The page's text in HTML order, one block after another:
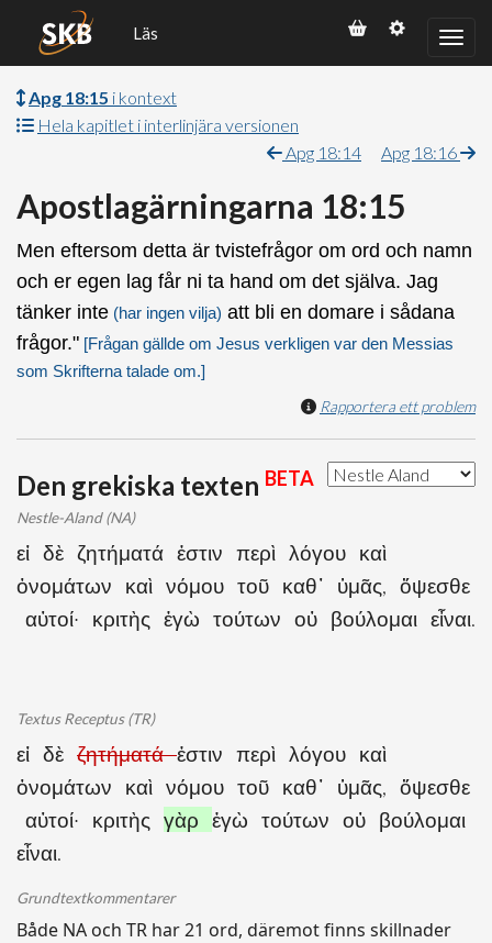
Läs
Apg 18:15 i kontext
Hela kapitlet i interlinjära versionen
Apg 18:14
Apg 18:16
Apostlagärningarna 18:15
Men eftersom detta är tvistefrågor om ord och namn
och er egen lag får ni ta hand om det själva. Jag
tänker inte (har ingen vilja) att bli en domare i sådana
frågor." [Frågan gällde om Jesus verkligen var den Messias
som Skrifterna talade om.]
Rapportera ett problem
Den grekiska texten BETA
Nestle-Aland (NA)
εἰ δὲ ζητήματά ἐστιν περὶ λόγου καὶ
ὀνομάτων καὶ νόμου τοῦ καθ᾽ ὑμᾶς, ὄψεσθε
αὐτοί· κριτὴς ἐγὼ τούτων οὐ βούλομαι εἶναι.
Textus Receptus (TR)
εἰ δὲ ζητήματάἐστιν περὶ λόγου καὶ
ὀνομάτων καὶ νόμου τοῦ καθ᾽ ὑμᾶς, ὄψεσθε
αὐτοί· κριτὴς γὰρ ἐγὼ τούτων οὐ βούλομαι
εἶναι.
Grundtextkommentarer
Både NA och TR har 21 ord, däremot finns skillnader